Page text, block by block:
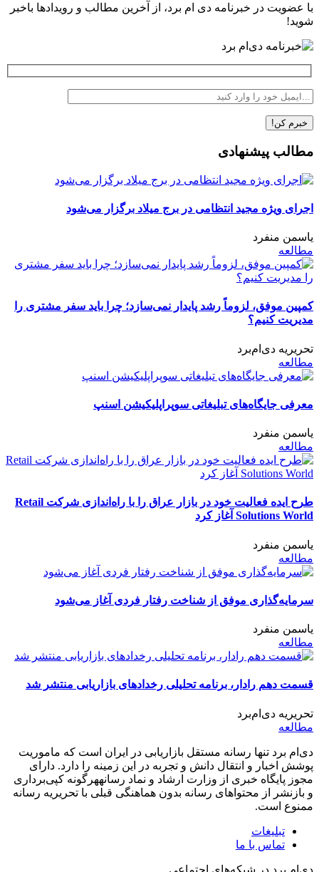
با عضویت در خبرنامه دی ام برد، از آخرین مطالب و رویدادها باخبر
شوید!
مطالب پیشنهادی
اجرای ویژه مجید انتظامی در برج میلاد برگزار می‌شود
یاسمن منفرد
مطالعه
کمپین موفق، لزوماً رشد پایدار نمی‌سازد؛ چرا باید سفر مشتری را
مدیریت کنیم؟
تحریریه دی‌ام‌برد
مطالعه
معرفی جایگاه‌های تبلیغاتی سوپراپلیکیشن اسنپ
یاسمن منفرد
مطالعه
طرح ایده فعالیت خود در بازار عراق را با راه‌اندازی شرکت Retail
Solutions World آغاز کرد
یاسمن منفرد
مطالعه
سرمایه‌گذاری موفق از شناخت رفتار فردی آغاز می‌شود
یاسمن منفرد
مطالعه
قسمت دهم رادار، برنامه تحلیلی رخدادهای بازاریابی منتشر شد
تحریریه دی‌ام‌برد
مطالعه
دی‌ام برد تنها رسانه مستقل بازاریابی در ایران است که ماموریت
پوشش اخبار و انتقال دانش و تجربه در این زمینه را دارد. دارای
مجوز پایگاه خبری از وزارت ارشاد و نماد رسانههرگونه کپی‌برداری
و بازنشر از محتواهای رسانه بدون هماهنگی قبلی با تحریریه رسانه
ممنوع است.
تبلیغات
تماس با ما
دی‌ام برد در شبکه‌های اجتماعی